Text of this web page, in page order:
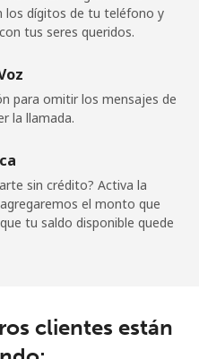
15 min por
⁦$5⁩
-
⁦$5⁩
los dígitos de tu teléfono y
tus seres queridos.
para omitir los mensajes de
la llamada.
sin crédito? Activa la
el monto que
tu saldo disponible quede
clientes están